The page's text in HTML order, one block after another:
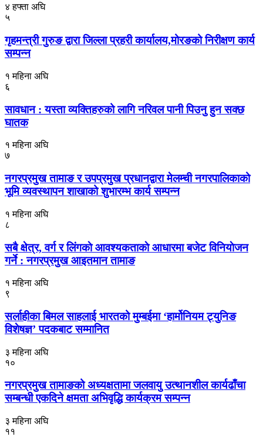
४ हफ्ता अघि
५
गृहमन्त्री गुरुङ द्वारा जिल्ला प्रहरी कार्यालय,मोरङको निरीक्षण कार्य
सम्पन्न
१ महिना अघि
६
सावधान : यस्ता व्यक्तिहरुको लागि नरिवल पानी पिउनु हुन सक्छ
घातक
१ महिना अघि
७
नगरप्रमुख तामाङ र उपप्रमुख प्रधानद्वारा मेलम्ची नगरपालिकाको
भूमि व्यवस्थापन शाखाको शुभारम्भ कार्य सम्पन्न
१ महिना अघि
८
सबै क्षेत्र, वर्ग र लिंगकाे आवश्यकताकाे आधारमा बजेट विनियाेजन
गर्ने : नगरप्रमुख आइतमान तामाङ
१ महिना अघि
९
सर्लाहीका बिमल साहलाई भारतको मुम्बईमा ‘हार्मोनियम ट्युनिङ
विशेषज्ञ’ पदकबाट सम्मानित
३ महिना अघि
१०
नगरप्रमुख तामाङको अध्यक्षतामा जलवायु उत्थानशील कार्यढाँचा
सम्बन्धी एकदिने क्षमता अभिवृद्धि कार्यक्रम सम्पन्न
३ महिना अघि
११